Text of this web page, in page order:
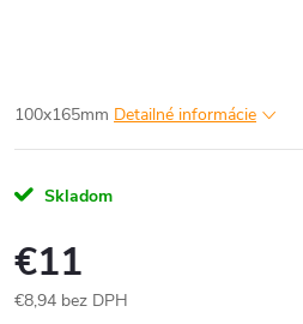
100x165mm Detailné informácie
Skladom
€11
€8,94 bez DPH